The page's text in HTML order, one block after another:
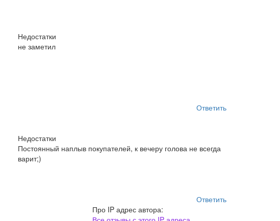
Недостатки
не заметил
Ответить
Недостатки
Постоянный наплыв покупателей, к вечеру голова не всегда
варит;)
Ответить
Про IP адрес автора: